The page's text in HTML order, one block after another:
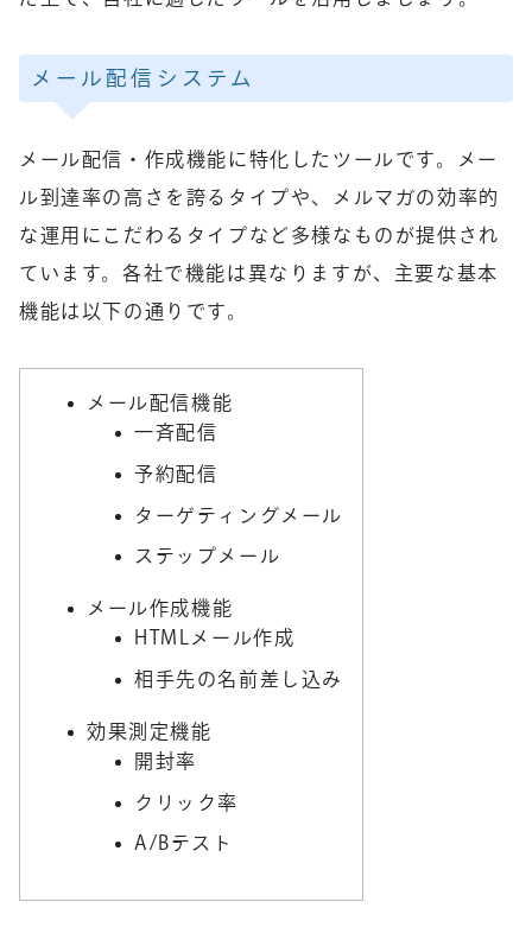
メール配信システム
メール配信・作成機能に特化したツールです。メー
ル到達率の高さを誇るタイプや、メルマガの効率的
な運用にこだわるタイプなど多様なものが提供され
ています。各社で機能は異なりますが、主要な基本
機能は以下の通りです。
メール配信機能
一斉配信
予約配信
ターゲティングメール
ステップメール
メール作成機能
HTMLメール作成
相手先の名前差し込み
効果測定機能
開封率
クリック率
A/Bテスト